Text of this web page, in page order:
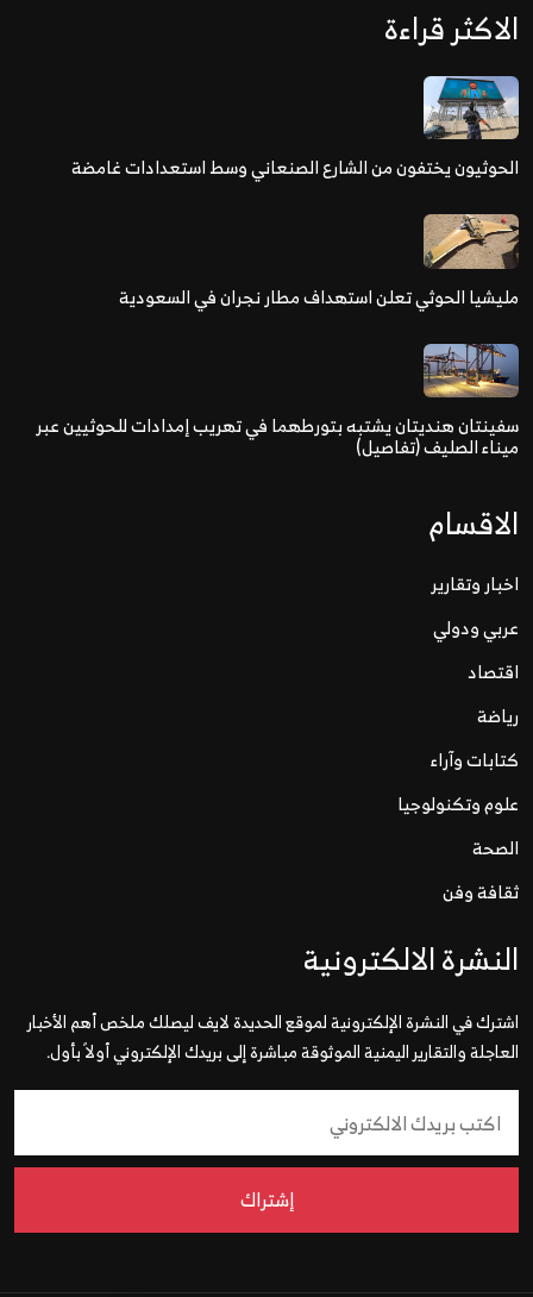
الاكثر قراءة
الحوثيون يختفون من الشارع الصنعاني وسط استعدادات غامضة
مليشيا الحوثي تعلن استهداف مطار نجران في السعودية
سفينتان هنديتان يشتبه بتورطهما في تهريب إمدادات للحوثيين عبر
ميناء الصليف (تفاصيل)
الاقسام
اخبار وتقارير
عربي ودولي
اقتصاد
رياضة
كتابات وآراء
علوم وتكنولوجيا
الصحة
ثقافة وفن
النشرة الالكترونية
اشترك في النشرة الإلكترونية لموقع الحديدة لايف ليصلك ملخص أهم الأخبار
العاجلة والتقارير اليمنية الموثوقة مباشرة إلى بريدك الإلكتروني أولاً بأول.
إشتراك